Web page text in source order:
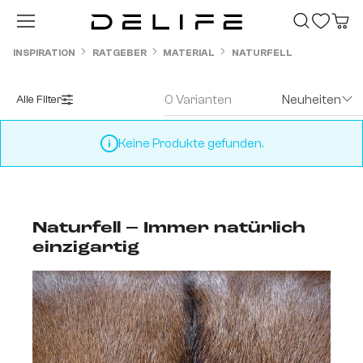
Zum Hauptinhalt springen
INSPIRATION RATGEBER MATERIAL NATURFELL
Alle Filter 0 Varianten Neuheiten
Keine Produkte gefunden.
Naturfell – Immer natürlich
einzigartig